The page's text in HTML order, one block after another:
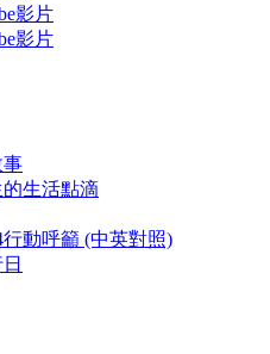
影片
影片
事
生活點滴
動呼籲 (中英對照)